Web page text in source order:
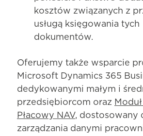
kosztów związanych z
usługą księgowania tych
dokumentów.
Oferujemy także wsparcie
Microsoft Dynamics 365
dedykowanymi małym i
przedsiębiorcom oraz
Płacowy NAV, dostosowany
zarządzania danymi